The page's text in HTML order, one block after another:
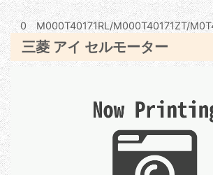
0 M000T40171RL/M000T40171ZT/
三菱 アイ セルモーター